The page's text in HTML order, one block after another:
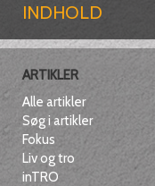
INDHOLD
ARTIKLER
Alle artikler
Søg i artikler
Fokus
Liv og tro
inTRO